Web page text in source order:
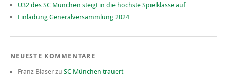
Ü32 des SC München steigt in die höchste Spielklasse auf
Einladung Generalversammlung 2024
NEUESTE KOMMENTARE
Franz Blaser zu SC München trauert